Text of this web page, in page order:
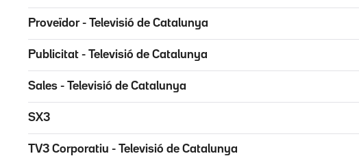
Proveïdor - Televisió de Catalunya
Publicitat - Televisió de Catalunya
Sales - Televisió de Catalunya
SX3
TV3 Corporatiu - Televisió de Catalunya